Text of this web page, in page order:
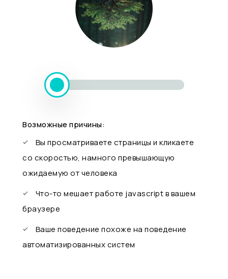
Возможные причины:
Вы просматриваете страницы и кликаете
со скоростью, намного превышающую
ожидаемую от человека
Что-то мешает работе javascript в вашем
браузере
Ваше поведение похоже на поведение
автоматизированных систем